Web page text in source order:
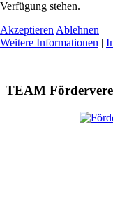
TEAM
Verfügung stehen.
Akzeptieren Ablehnen
Weitere Informationen |